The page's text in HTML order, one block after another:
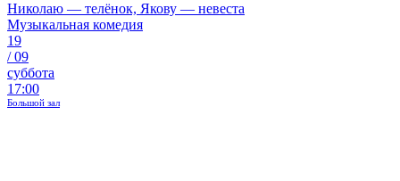
Николаю — телёнок, Якову — невеста
Музыкальная комедия
19
/09
суббота
17:00
Большой зал